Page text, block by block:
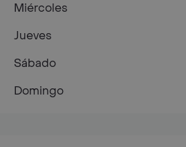
Miércoles
Jueves
Sábado
Domingo